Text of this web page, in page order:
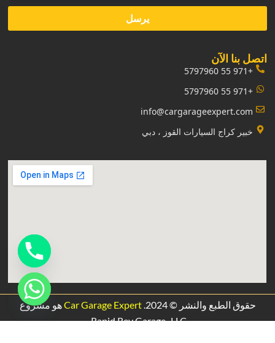
يرسل
‏اتصل بنا الآن‏
+971 55 5797960
+971 55 5797960
info@cargarageexpert.com
‏خبير كراج السيارات القوز ، دبي‏
حقوق الطبع والنشر © 2024. Car Garage Expertهو مشروع
Rapid Rev Garage،LLC
.